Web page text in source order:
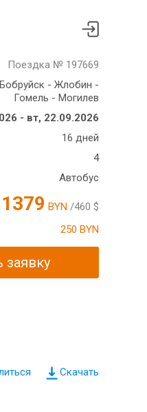
Поездка № 197669
- Жлобин -
Гомель - Могилев
- вт, 22.09.2026
16 дней
4
Автобус
1379 BYN /460 $
250 BYN
заявку
Скачать